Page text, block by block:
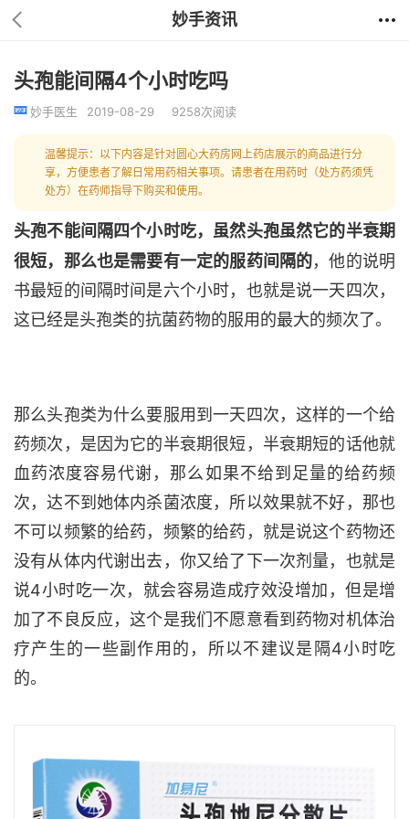
妙手资讯
头孢能间隔4个小时吃吗
妙手医生 2019-08-29 9258次阅读
温馨提示：以下内容是针对圆心大药房网上药店展示的商品进行分
享，方便患者了解日常用药相关事项。请患者在用药时（处方药须凭
处方）在药师指导下购买和使用。
头孢不能间隔四个小时吃，虽然头孢虽然它的半衰期
很短，那么也是需要有一定的服药间隔的，他的说明
书最短的间隔时间是六个小时，也就是说一天四次，
这已经是头孢类的抗菌药物的服用的最大的频次了。
那么头孢类为什么要服用到一天四次，这样的一个给
药频次，是因为它的半衰期很短，半衰期短的话他就
血药浓度容易代谢，那么如果不给到足量的给药频
次，达不到她体内杀菌浓度，所以效果就不好，那也
不可以频繁的给药，频繁的给药，就是说这个药物还
没有从体内代谢出去，你又给了下一次剂量，也就是
说4小时吃一次，就会容易造成疗效没增加，但是增
加了不良反应，这个是我们不愿意看到药物对机体治
疗产生的一些副作用的，所以不建议是隔4小时吃
的。